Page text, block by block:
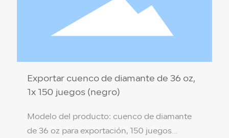
Cantidad por caja: 150 juegos por caja
Exportar cuenco de diamante de 36 oz,
1x 150 juegos (negro)
Modelo del producto: cuenco de diamante
de 36 oz para exportación, 150 juegos